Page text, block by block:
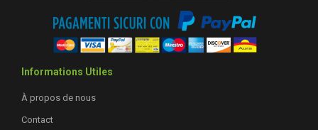
Informations Utiles
À propos de nous
Contact